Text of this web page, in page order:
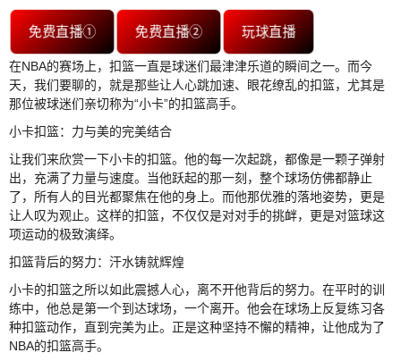
免费直播① 免费直播② 玩球直播
在NBA的赛场上，扣篮一直是球迷们最津津乐道的瞬间之一。而今
天，我们要聊的，就是那些让人心跳加速、眼花缭乱的扣篮，尤其是
那位被球迷们亲切称为“小卡”的扣篮高手。
小卡扣篮：力与美的完美结合
让我们来欣赏一下小卡的扣篮。他的每一次起跳，都像是一颗子弹射
出，充满了力量与速度。当他跃起的那一刻，整个球场仿佛都静止
了，所有人的目光都聚焦在他的身上。而他那优雅的落地姿势，更是
让人叹为观止。这样的扣篮，不仅仅是对对手的挑衅，更是对篮球这
项运动的极致演绎。
扣篮背后的努力：汗水铸就辉煌
小卡的扣篮之所以如此震撼人心，离不开他背后的努力。在平时的训
练中，他总是第一个到达球场，一个离开。他会在球场上反复练习各
种扣篮动作，直到完美为止。正是这种坚持不懈的精神，让他成为了
NBA的扣篮高手。